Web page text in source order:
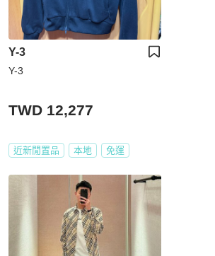
Y-3
Y-3
TWD 12,277
近新閒置品 本地 免運